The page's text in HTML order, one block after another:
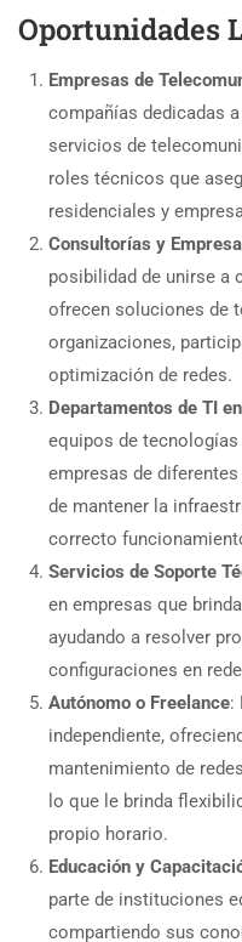
Oportunidades
Empresas de
compañías dedicadas
servicios de
roles técnicos que
residenciales y
Consultorías y
posibilidad de unirse a
ofrecen soluciones de
organizaciones,
optimización de redes.
Departamentos de TI
equipos de
empresas de
de mantener la
correcto
Servicios de Soporte
en empresas que
ayudando a resolver
configuraciones en
Autónomo o Freelance:
independiente,
mantenimiento de
lo que le brinda
propio horario.
Educación y
parte de instituciones
compartiendo sus